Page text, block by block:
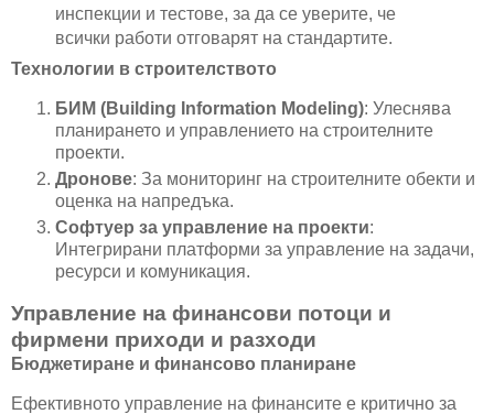
инспекции и тестове, за да се уверите, че
всички работи отговарят на стандартите.
Технологии в строителството
БИМ (Building Information Modeling): Улеснява
планирането и управлението на строителните
проекти.
Дронове: За мониторинг на строителните обекти и
оценка на напредъка.
Софтуер за управление на проекти:
Интегрирани платформи за управление на задачи,
ресурси и комуникация.
Управление на финансови потоци и
фирмени приходи и разходи
Бюджетиране и финансово планиране
Ефективното управление на финансите е критично за